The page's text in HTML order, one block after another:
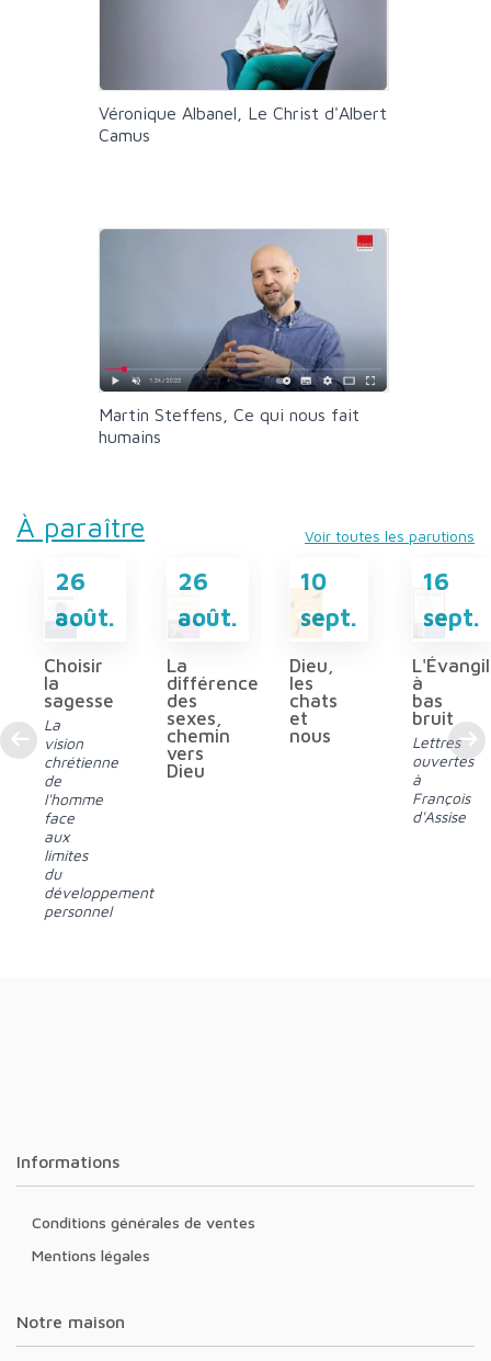
Véronique Albanel, Le Christ d'Albert
Camus
Martin Steffens, Ce qui nous fait
humains
À paraître Voir toutes les parutions
26
août.
Choisir
la
sagesse
La
vision
chrétienne
de
l'homme
face
aux
limites
du
développement
personnel
26
août.
La
différence
des
sexes,
chemin
vers
Dieu
10
sept.
Dieu,
les
chats
et
nous
16
sept.
à
bas
bruit
Lettres
ouvertes
à
François
d'Assise
Informations
Conditions générales de ventes
Mentions légales
Notre maison